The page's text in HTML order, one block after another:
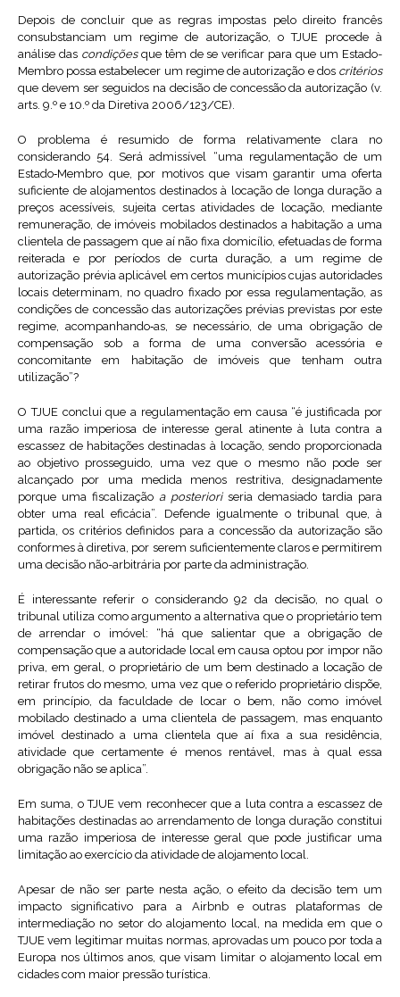
Depois de concluir que as regras impostas pelo direito francês
consubstanciam um regime de autorização, o TJUE procede à
análise das condiçõesque têm de se verificar para que um Estado-
Membro possa estabelecer um regime de autorização e dos critérios
que devem ser seguidos na decisão de concessão da autorização (v.
arts. 9.º e 10.º da Diretiva 2006/123/CE).
O problema é resumido de forma relativamente clara no
considerando 54. Será admissível “uma regulamentação de um
Estado‑Membro que, por motivos que visam garantir uma oferta
suficiente de alojamentos destinados à locação de longa duração a
preços acessíveis, sujeita certas atividades de locação, mediante
remuneração, de imóveis mobilados destinados a habitação a uma
clientela de passagem que aí não fixa domicílio, efetuadas de forma
reiterada e por períodos de curta duração, a um regime de
autorização prévia aplicável em certos municípios cujas autoridades
locais determinam, no quadro fixado por essa regulamentação, as
condições de concessão das autorizações prévias previstas por este
regime, acompanhando‑as, se necessário, de uma obrigação de
compensação sob a forma de uma conversão acessória e
concomitante em habitação de imóveis que tenham outra
utilização”?
O TJUE conclui que a regulamentação em causa “é justificada por
uma razão imperiosa de interesse geral atinente à luta contra a
escassez de habitações destinadas à locação, sendo proporcionada
ao objetivo prosseguido, uma vez que o mesmo não pode ser
alcançado por uma medida menos restritiva, designadamente
porque uma fiscalização a posteriori seria demasiado tardia para
obter uma real eficácia”. Defende igualmente o tribunal que, à
partida, os critérios definidos para a concessão da autorização são
conformes à diretiva, por serem suficientemente claros e permitirem
uma decisão não-arbitrária por parte da administração.
É interessante referir o considerando 92 da decisão, no qual o
tribunal utiliza como argumento a alternativa que o proprietário tem
de arrendar o imóvel: “há que salientar que a obrigação de
compensação que a autoridade local em causa optou por impor não
priva, em geral, o proprietário de um bem destinado a locação de
retirar frutos do mesmo, uma vez que o referido proprietário dispõe,
em princípio, da faculdade de locar o bem, não como imóvel
mobilado destinado a uma clientela de passagem, mas enquanto
imóvel destinado a uma clientela que aí fixa a sua residência,
atividade que certamente é menos rentável, mas à qual essa
obrigação não se aplica”.
Em suma, o TJUE vem reconhecer que a luta contra a escassez de
habitações destinadas ao arrendamento de longa duração constitui
uma razão imperiosa de interesse geral que pode justificar uma
limitação ao exercício da atividade de alojamento local.
Apesar de não ser parte nesta ação, o efeito da decisão tem um
impacto significativo para a Airbnb e outras plataformas de
intermediação no setor do alojamento local, na medida em que o
TJUE vem legitimar muitas normas, aprovadas um pouco por toda a
Europa nos últimos anos, que visam limitar o alojamento local em
cidades com maior pressão turística.